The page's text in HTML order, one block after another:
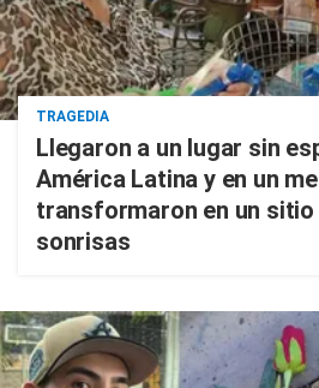
TRAGEDIA
Llegaron a un lugar sin
América Latina y en un
transformaron en un sitio
sonrisas